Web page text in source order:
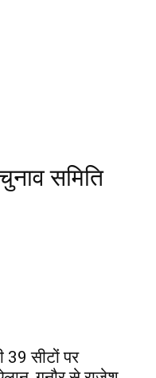
समिति
सीटों पर